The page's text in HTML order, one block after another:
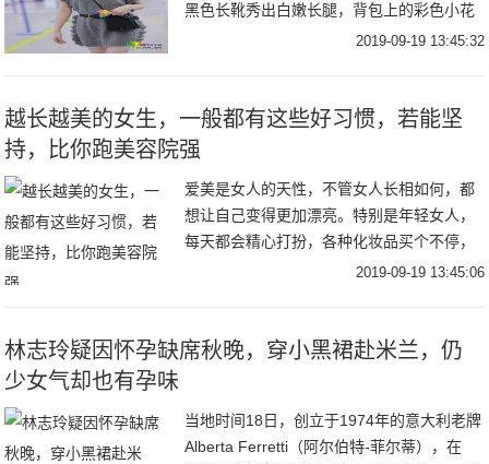
黑色长靴秀出白嫩长腿，背包上的彩色小花
装饰很是可爱。见到跟拍后，江疏影背过双
2019-09-19 13:45:32
越长越美的女生，一般都有这些好习惯，若能坚
持，比你跑美容院强
爱美是女人的天性，不管女人长相如何，都
想让自己变得更加漂亮。特别是年轻女人，
每天都会精心打扮，各种化妆品买个不停，
而且很多人女人还经常去美容店做护理，就
2019-09-19 13:45:06
林志玲疑因怀孕缺席秋晚，穿小黑裙赴米兰，仍
少女气却也有孕味
当地时间18日，创立于1974年的意大利老牌
Alberta Ferretti（阿尔伯特-菲尔蒂），在